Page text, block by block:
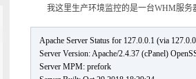
我这里生产环境监控的是一台WHM服务器
Apache Server Status for 127.0.0.1 (via
Server Version: Apache/2.4.37 (cPanel)
Server MPM: prefork